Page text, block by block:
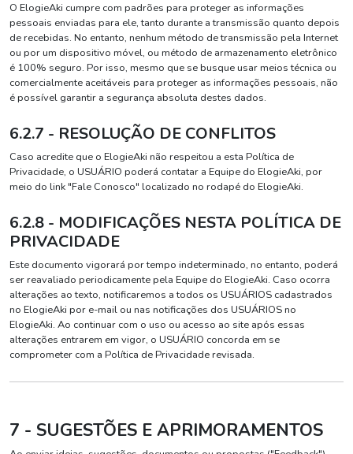
O ElogieAki cumpre com padrões para proteger as informações
pessoais enviadas para ele, tanto durante a transmissão quanto depois
de recebidas. No entanto, nenhum método de transmissão pela Internet
ou por um dispositivo móvel, ou método de armazenamento eletrônico
é 100% seguro. Por isso, mesmo que se busque usar meios técnica ou
comercialmente aceitáveis para proteger as informações pessoais, não
é possível garantir a segurança absoluta destes dados.
6.2.7 - RESOLUÇÃO DE CONFLITOS
Caso acredite que o ElogieAki não respeitou a esta Política de
Privacidade, o USUÁRIO poderá contatar a Equipe do ElogieAki, por
meio do link "Fale Conosco" localizado no rodapé do ElogieAki.
6.2.8 - MODIFICAÇÕES NESTA POLÍTICA DE
PRIVACIDADE
Este documento vigorará por tempo indeterminado, no entanto, poderá
ser reavaliado periodicamente pela Equipe do ElogieAki. Caso ocorra
alterações ao texto, notificaremos a todos os USUÁRIOS cadastrados
no ElogieAki por e-mail ou nas notificações dos USUÁRIOS no
ElogieAki. Ao continuar com o uso ou acesso ao site após essas
alterações entrarem em vigor, o USUÁRIO concorda em se
comprometer com a Política de Privacidade revisada.
7 - SUGESTÕES E APRIMORAMENTOS